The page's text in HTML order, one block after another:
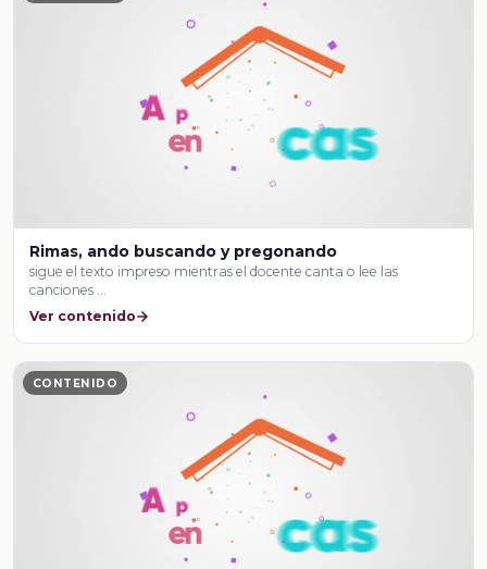
Rimas, ando buscando y pregonando
sigue el texto impreso mientras el docente canta o lee las
canciones …
Ver contenido
CONTENIDO